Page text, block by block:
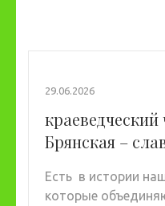
29.06.2026
краеведческий
Брянская –
Есть в истории
которые